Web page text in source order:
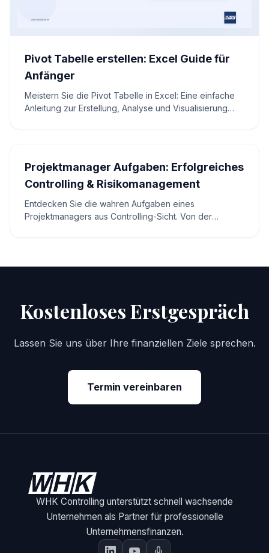
Pivot Tabelle erstellen: Excel Guide für
Anfänger
Meistern Sie die Pivot Tabelle in Excel: Eine einfache
Anleitung zur Erstellung, Analyse und Visualisierung
Projektmanager Aufgaben: Erfolgreiches
Controlling & Risikomanagement
Entdecken Sie die wahren Aufgaben eines
Projektmanagers aus Controlling-Sicht. Von der
Kostenloses Erstgespräch
Lassen Sie uns über Ihre finanziellen Ziele sprechen.
Termin vereinbaren
WHK Controlling unterstützt schnell wachsende
Unternehmen als Partner für professionelle
Unternehmensfinanzen.